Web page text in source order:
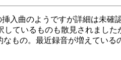
入曲のようですが詳細は未
ているものも散見されまし
もの。最近録音が増えている